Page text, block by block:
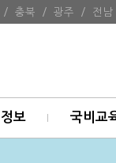
/ 충북 / 광주 / 전남
보 국비교